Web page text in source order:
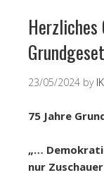
Herzliches
23/05/2024 by IK
75 Jahre
„…
nur